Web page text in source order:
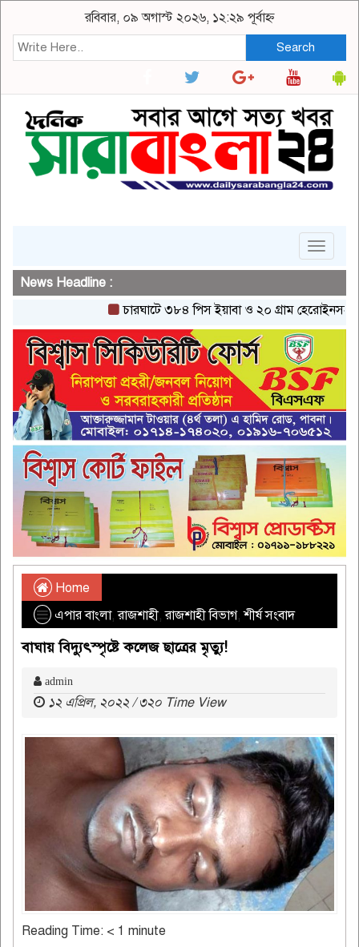
রবিবার, ০৯ অগাস্ট ২০২৬, ১২:২৯ পূর্বাহ্ন
Search
Toggle
News Headline :
চারঘাটে ৩৮৪ পিস ইয়াবা ও ২০ গ্রাম হেরোইনসহ একজন
Home
এপার বাংলা,রাজশাহী,রাজশাহী বিভাগ,শীর্ষ সংবাদ
বাঘায় বিদ্যুৎস্পৃষ্টে কলেজ ছাত্রের মৃত‍্যু!
admin
১২ এপ্রিল, ২০২২ / ৩২০ Time View
Reading Time: < 1 minute